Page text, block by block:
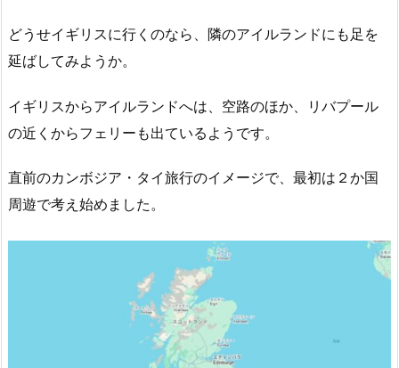
どうせイギリスに行くのなら、隣のアイルランドにも足を
延ばしてみようか。
イギリスからアイルランドへは、空路のほか、リバプール
の近くからフェリーも出ているようです。
直前のカンボジア・タイ旅行のイメージで、最初は２か国
周遊で考え始めました。